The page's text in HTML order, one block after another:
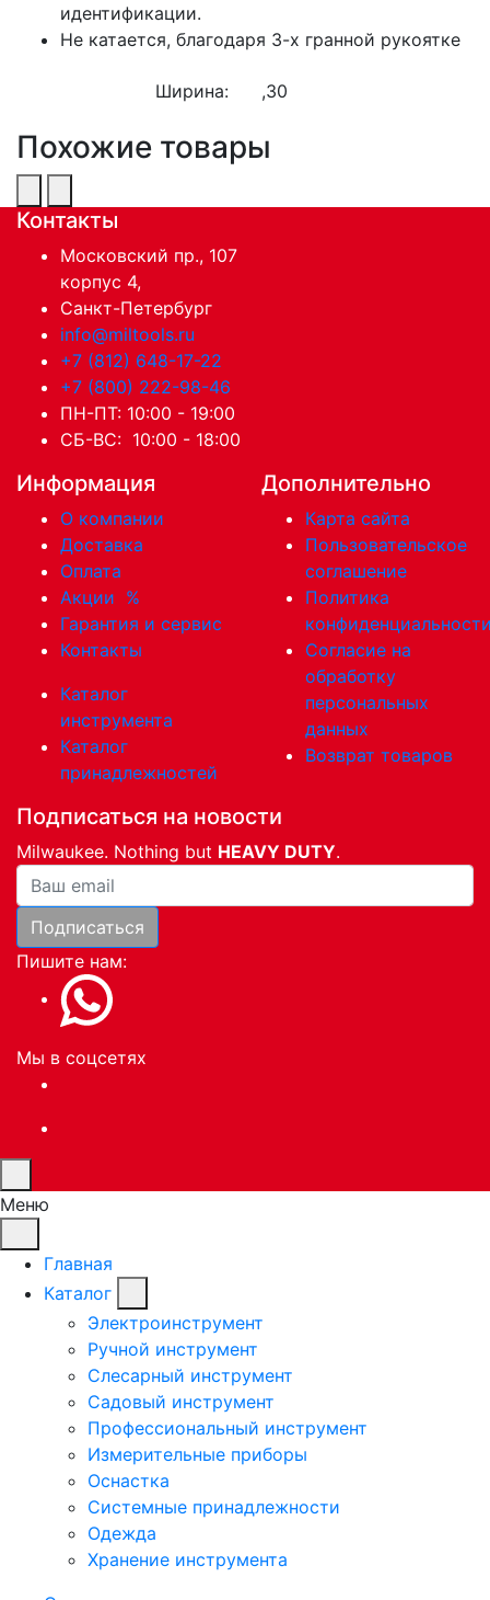
идентификации.
Не катается, благодаря 3-х гранной рукоятке
Ширина: ,30
Похожие товары
Контакты
Московский пр., 107
корпус 4,
Санкт-Петербург
info@miltools.ru
+7 (812) 648-17-22
+7 (800) 222-98-46
ПН-ПТ: 10:00 - 19:00
СБ-ВС: 10:00 - 18:00
Информация
О компании
Доставка
Оплата
Акции %
Гарантия и сервис
Контакты
Каталог
инструмента
Каталог
принадлежностей
Дополнительно
Карта сайта
Пользовательское
соглашение
Политика
Согласие на
обработку
персональных
данных
Возврат товаров
Подписаться на новости
Milwaukee. Nothing but HEAVY DUTY.
Ваша почта
Подписаться
Пишите нам:
Мы в соцсетях
Меню
Главная
Каталог
Электроинструмент
Ручной инструмент
Слесарный инструмент
Садовый инструмент
Профессиональный инструмент
Измерительные приборы
Оснастка
Системные принадлежности
Одежда
Хранение инструмента